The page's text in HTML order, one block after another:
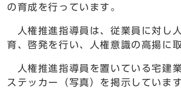
の育成を行っています。
人権推進指導員は、従業員に対し
育、啓発を行い、人権意識の高揚に
人権推進指導員を置いている宅建
ステッカー（写真）を掲示しています